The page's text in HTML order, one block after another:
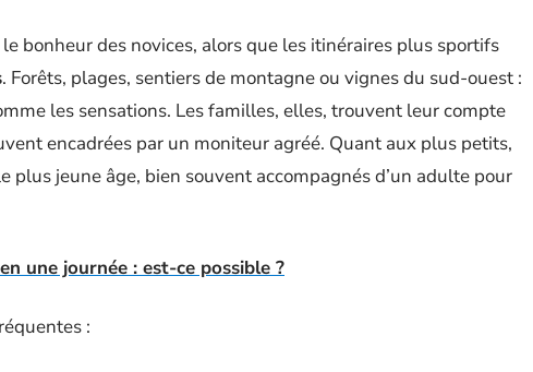
bonheur des novices, alors que les itinéraires plus sportifs
. Forêts, plages, sentiers de montagne ou vignes du sud-ouest :
les sensations. Les familles, elles, trouvent leur compte
encadrées par un moniteur agréé. Quant aux plus petits,
plus jeune âge, bien souvent accompagnés d’un adulte pour
une journée : est-ce possible ?
: